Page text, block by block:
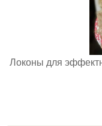
Локоны для